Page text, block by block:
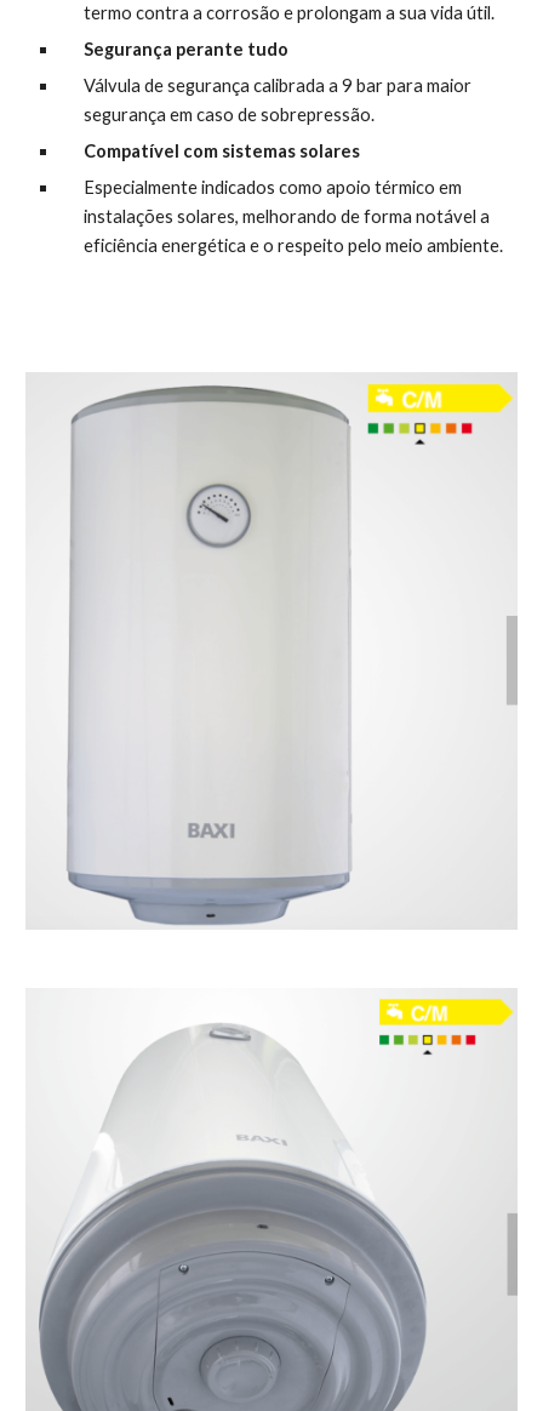
termo contra a corrosão e prolongam a sua vida útil.
Segurança perante tudo
Válvula de segurança calibrada a 9 bar para maior
segurança em caso de sobrepressão.
Compatível com sistemas solares
Especialmente indicados como apoio térmico em
instalações solares, melhorando de forma notável a
eficiência energética e o respeito pelo meio ambiente.